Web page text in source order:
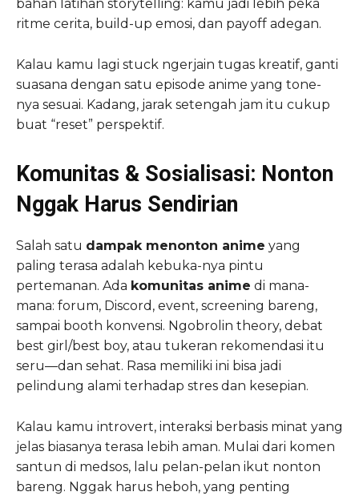
bahan latihan storytelling: kamu jadi lebih peka
ritme cerita, build-up emosi, dan payoff adegan.
Kalau kamu lagi stuck ngerjain tugas kreatif, ganti
suasana dengan satu episode anime yang tone-
nya sesuai. Kadang, jarak setengah jam itu cukup
buat “reset” perspektif.
Komunitas & Sosialisasi: Nonton
Nggak Harus Sendirian
Salah satu dampak menonton anime yang
paling terasa adalah kebuka-nya pintu
pertemanan. Ada komunitas anime di mana-
mana: forum, Discord, event, screening bareng,
sampai booth konvensi. Ngobrolin theory, debat
best girl/best boy, atau tukeran rekomendasi itu
seru—dan sehat. Rasa memiliki ini bisa jadi
pelindung alami terhadap stres dan kesepian.
Kalau kamu introvert, interaksi berbasis minat yang
jelas biasanya terasa lebih aman. Mulai dari komen
santun di medsos, lalu pelan-pelan ikut nonton
bareng. Nggak harus heboh, yang penting